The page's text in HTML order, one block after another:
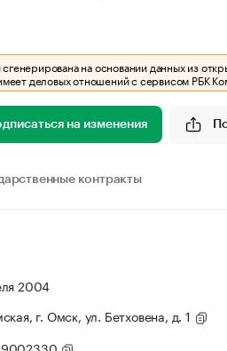
на основании данных из
деловых отношений с сервисом РБК
на изменения
контракты
2004
г. Омск, ул. Бетховена, д. 1